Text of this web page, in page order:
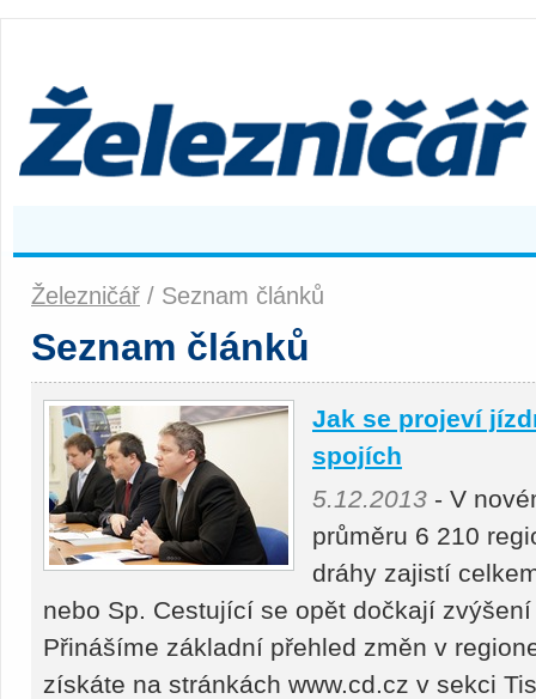
Železničář / Seznam článků
Seznam článků
Jak se projeví
spojích
5.12.2013 - V
průměru 6 210
dráhy zajistí
nebo Sp. Cestující se opět dočkají
Přinášíme základní přehled změn v
získáte na stránkách www.cd.cz v sekci